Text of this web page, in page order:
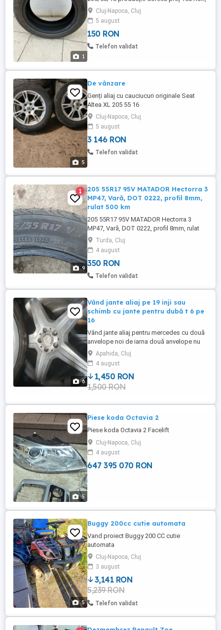
1
disponibile 4 buc. Tel
Cluj-Napoca, Cluj
5 august
150 RON
Telefon validat
5
De vânzare
Genți aliaj cu cauciucuri originale Seat
Altea XL 205 55 16
Cluj-Napoca, Cluj
5 august
3 146 RON
Telefon validat
9
1
205 55R17 95V MATADOR Hectorra 3
MP47, Vară, DOT 0222, profil 8mm,
rulat 500 km
205 55R17 95V MATADOR Hectorra 3
MP47, Vară, DOT 0222, profil 8mm, rulat
500 km, cumpărat în octombrie 2022, cu
100 euro 1 bucată!!!
Turda, Cluj
4 august
350 RON
Telefon validat
6
Vând jante aliaj pe 19 inji sau
schimb cu jante pentru dubă t 6 pe
16
Vând jante aliaj pentru mercedes cu două
anvelope noi de iarna două anvelope nu
sunt bune sau schimb cu patru jante
pentru o dubă t6 pe 16 inji
Apahida, Cluj
4 august
1,450 RON
1,500 RON
5
Piese koda Octavia 2
Piese koda Octavia 2 Facelift
Cluj-Napoca, Cluj
4 august
647 395 070 RON
5
Buggy 200cc cutie automata
Vand proiect Buggy 200 CC cutie
automata
Cluj-Napoca, Cluj
3 august
3,141 RON
5,239 RON
Telefon validat